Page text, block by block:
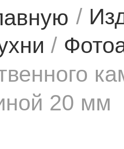
/
/
20 мм